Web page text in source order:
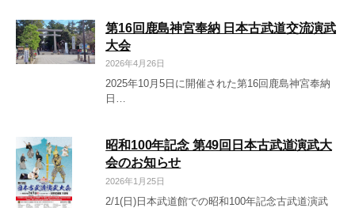
第16回鹿島神宮奉納 日本古武道交流演武
大会
2026年4月26日
2025年10月5日に開催された第16回鹿島神宮奉納
日…
昭和100年記念 第49回日本古武道演武大
会のお知らせ
2026年1月25日
2/1(日)日本武道館での昭和100年記念古武道演武